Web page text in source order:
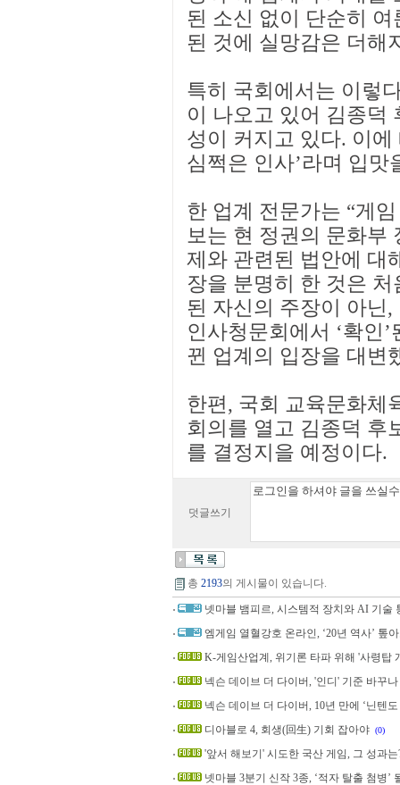
된 소신 없이 단순히
된 것에 실망감은 더해
특히 국회에서는 이렇
이 나오고 있어 김종덕
성이 커지고 있다. 이
심쩍은 인사’라며 입
한 업계 전문가는 “게
보는 현 정권의 문화부
제와 관련된 법안에 대
장을 분명히 한 것은
된 자신의 주장이 아닌
인사청문회에서 ‘확인
뀐 업계의 입장을 대변
한편, 국회 교육문화체
회의를 열고 김종덕 후
를 결정지을 예정이다.
덧글쓰기
총 2193의 게시물이 있습니다.
넷마블 뱀피르, 시스템적 장치와 AI 기술
엠게임 열혈강호 온라인, ‘20년 역사’ 톺
K-게임산업계, 위기론 타파 위해 '사령탑
넥슨 데이브 더 다이버, '인디' 기준 바꾸나
넥슨 데이브 더 다이버, 10년 만에 ‘닌텐도
디아블로 4, 회생(回生) 기회 잡아야 (0)
'앞서 해보기' 시도한 국산 게임, 그 성과는
넷마블 3분기 신작 3종, ‘적자 탈출 첨병’